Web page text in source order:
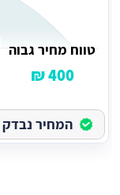
טווח מחיר גבוה
400 ₪
המחיר נבדק